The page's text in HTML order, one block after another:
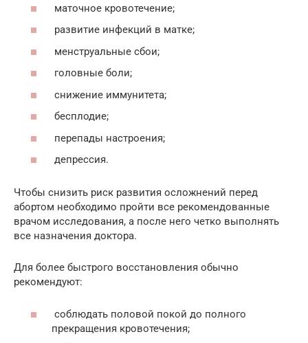
маточное кровотечение;
развитие инфекций в матке;
менструальные сбои;
головные боли;
снижение иммунитета;
бесплодие;
перепады настроения;
депрессия.
Чтобы снизить риск развития осложнений перед
абортом необходимо пройти все рекомендованные
врачом исследования, а после него четко выполнять
все назначения доктора.
Для более быстрого восстановления обычно
рекомендуют:
соблюдать половой покой до полного
прекращения кровотечения;